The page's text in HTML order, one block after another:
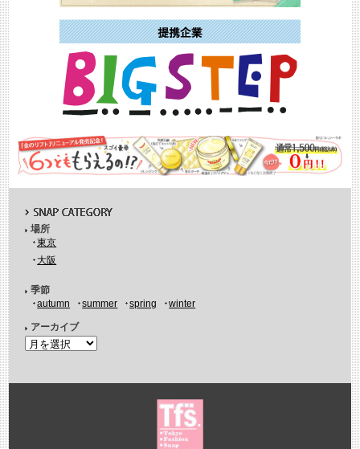
場所
東京
大阪
季節
autumn
summer spring winter
アーカイブ